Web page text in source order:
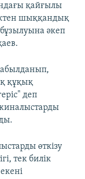
қайғылы
шыққандық
әкеп
құқық
деп
өткізу
тек билік